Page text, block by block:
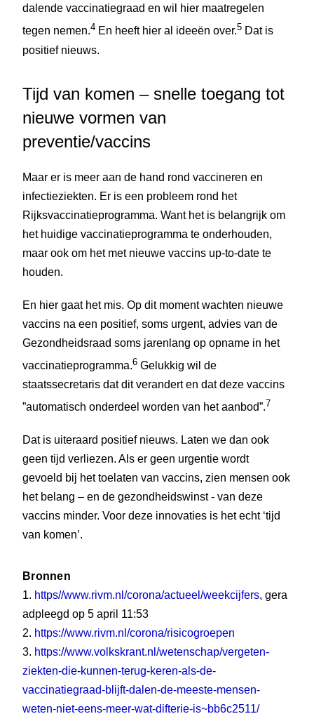
dalende vaccinatiegraad en wil hier maatregelen
tegen nemen.4 En heeft hier al ideeën over.5 Dat is
positief nieuws.
Tijd van komen – snelle toegang tot
nieuwe vormen van
preventie/vaccins
Maar er is meer aan de hand rond vaccineren en
infectieziekten. Er is een probleem rond het
Rijksvaccinatieprogramma. Want het is belangrijk om
het huidige vaccinatieprogramma te onderhouden,
maar ook om het met nieuwe vaccins up-to-date te
houden.
En hier gaat het mis. Op dit moment wachten nieuwe
vaccins na een positief, soms urgent, advies van de
Gezondheidsraad soms jarenlang op opname in het
vaccinatieprogramma.6 Gelukkig wil de
staatssecretaris dat dit verandert en dat deze vaccins
”automatisch onderdeel worden van het aanbod”.7
Dat is uiteraard positief nieuws. Laten we dan ook
geen tijd verliezen. Als er geen urgentie wordt
gevoeld bij het toelaten van vaccins, zien mensen ook
het belang – en de gezondheidswinst - van deze
vaccins minder. Voor deze innovaties is het echt ‘tijd
van komen’.
Bronnen
1. https//www.rivm.nl/corona/actueel/weekcijfers, gera
adpleegd op 5 april 11:53
2. https://www.rivm.nl/corona/risicogroepen
3. https://www.volkskrant.nl/wetenschap/vergeten-
ziekten-die-kunnen-terug-keren-als-de-
vaccinatiegraad-blijft-dalen-de-meeste-mensen-
weten-niet-eens-meer-wat-difterie-is~bb6c2511/